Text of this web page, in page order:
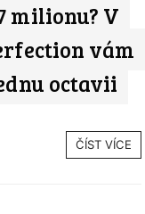
milionu? V
vám
octavii
ČÍST VÍCE